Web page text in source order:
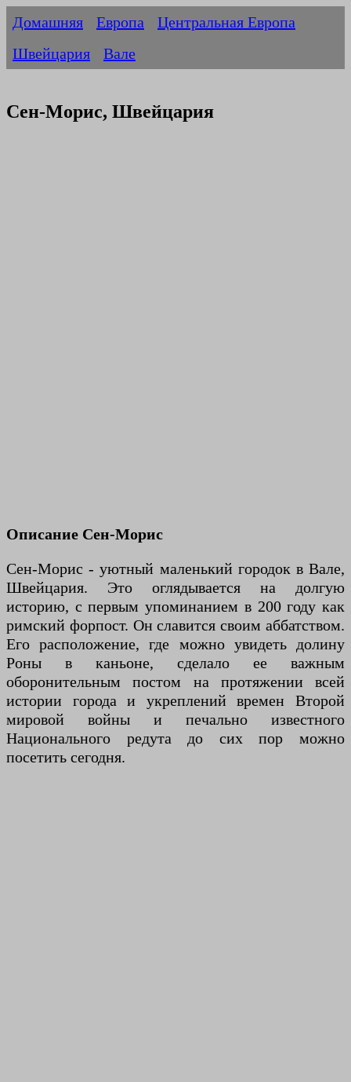
Домашняя Европа
Центральная Европа
Швейцария
Вале
Сен-Морис, Швейцария
Описание Сен-Морис
Сен-Морис - уютный маленький городок в Вале,
Швейцария. Это оглядывается на долгую
историю, с первым упоминанием в 200 году как
римский форпост. Он славится своим аббатством.
Его расположение, где можно увидеть долину
Роны в каньоне, сделало ее важным
оборонительным постом на протяжении всей
истории города и укреплений времен Второй
мировой войны и печально известного
Национального редута до сих пор можно
посетить сегодня.